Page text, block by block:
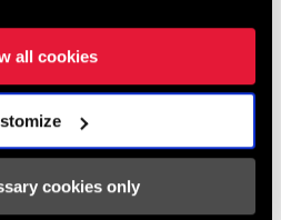
all cookies
cookies only
polski,